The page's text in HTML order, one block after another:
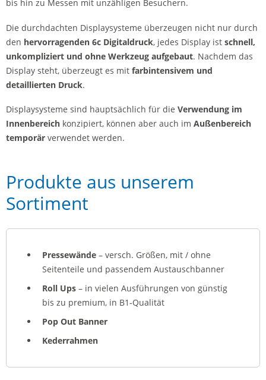
bis hin zu Messen mit unzähligen Besuchern.
Die durchdachten Displaysysteme überzeugen nicht nur durch
den hervorragenden 6c Digitaldruck, jedes Display ist schnell,
unkompliziert und ohne Werkzeug aufgebaut. Nachdem das
Display steht, überzeugt es mit farbintensivem und
detaillierten Druck.
Displaysysteme sind hauptsächlich für die Verwendung im
Innenbereich konzipiert, können aber auch im Außenbereich
temporär verwendet werden.
Produkte aus unserem
Sortiment
Pressewände – versch. Größen, mit / ohne
Seitenteile und passendem Austauschbanner
Roll Ups – in vielen Ausführungen von günstig
bis zu premium, in B1-Qualität
Pop Out Banner
Kederrahmen